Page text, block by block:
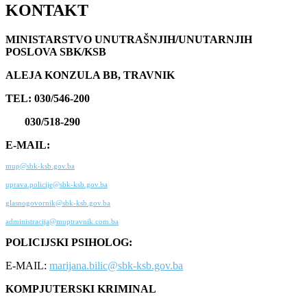
KONTAKT
MINISTARSTVO UNUTRAŠNJIH/UNUTARNJIH
POSLOVA SBK/KSB
ALEJA KONZULA BB, TRAVNIK
TEL: 030/546-200
030/518-290
E-MAIL:
mup@sbk-ksb.gov.ba
uprava.policije@sbk-ksb.gov.ba
glasnogovornik@sbk-ksb.gov.ba
administracija@muptravnik.com.ba
POLICIJSKI PSIHOLOG:
E-MAIL: marijana.bilic@sbk-ksb.gov.ba
KOMPJUTERSKI KRIMINAL